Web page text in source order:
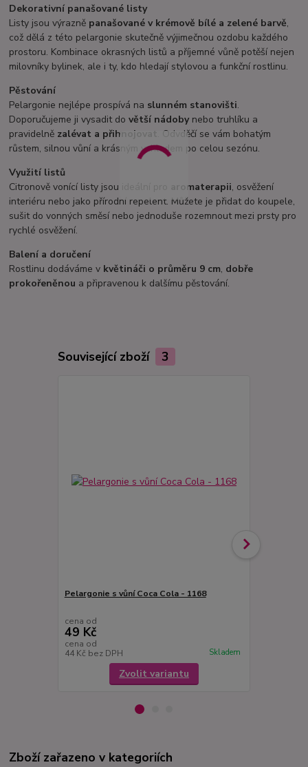
Dekorativní panašované listy
Listy jsou výrazně panašované v krémově bílé a zelené barvě,
což dělá z této pelargonie skutečně výjimečnou ozdobu každého
prostoru. Kombinace okrasných listů a příjemné vůně potěší nejen
milovníky bylinek, ale i ty, kdo hledají stylovou a funkční rostlinu.
Pěstování
Pelargonie nejlépe prospívá na slunném stanovišti.
Doporučujeme ji vysadit dovětší nádobynebo truhlíku a
pravidelně zalévat a přihnojovat
. Odvděčí se vám bohatým
růstem, silnou vůní a krásným vzhledem po celou sezónu.
Využití listů
Citronově vonící listy jsou ideální pro
aromaterapii, osvěžení
interiéru nebo jako přírodní repelent. Můžete je přidat do koupele,
sušit do vonných směsí nebo jednoduše rozemnout mezi prsty pro
rychlé osvěžení.
Balení a doručení
Rostlinu dodáváme v květináči o průměru 9 cm, dobře
prokořeněnou a připravenou k dalšímu pěstování.
Související zboží 3
Pelargonie s vůní Coca Cola - 1168
cena od
49 Kč
cena od
44 Kč bez DPH Skladem
Zvolit variantu
Zboží zařazeno v kategoriích